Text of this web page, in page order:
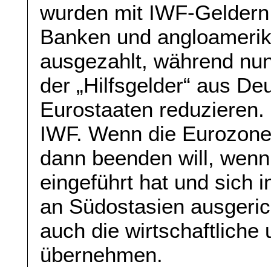
wurden mit IWF-
Banken und
ausgezahlt, während
der „Hilfsgelder“ aus
Eurostaaten
IWF. Wenn die
dann beenden will,
eingeführt hat und sich
an Südostasien
auch die wirtschaftliche
übernehmen.